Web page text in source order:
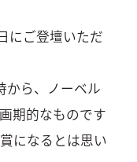
にご登壇いただ
から、ノーベル
期的なものです
になるとは思い